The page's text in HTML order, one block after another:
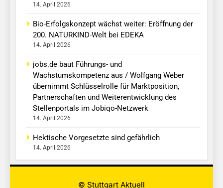
14. April 2026
Bio-Erfolgskonzept wächst weiter: Eröffnung der
200. NATURKIND-Welt bei EDEKA
14. April 2026
jobs.de baut Führungs- und
Wachstumskompetenz aus / Wolfgang Weber
übernimmt Schlüsselrolle für Marktposition,
Partnerschaften und Weiterentwicklung des
Stellenportals im Jobiqo-Netzwerk
14. April 2026
Hektische Vorgesetzte sind gefährlich
14. April 2026
© Stuttgart Aktuell